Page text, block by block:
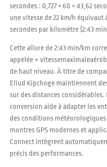
secondes : 0,727 × 60 = 43,62
une vitesse de 22 km/h équivaut
secondes par kilomètre (2:43
Cette allure de 2:43 min/km
appelée «
de haut niveau. À titre de
Eliud Kipchoge maintiennent
sur des distances
conversion aide à adapter les
des conditions
montres GPS modernes et
Connect intègrent
précis des performances.